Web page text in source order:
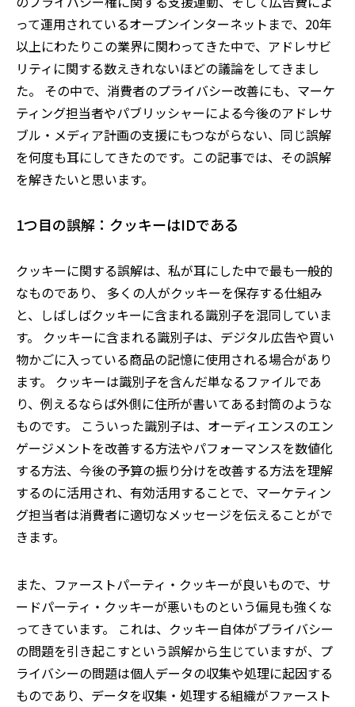
って運用されているオープンインターネットまで、20年
以上にわたりこの業界に関わってきた中で、アドレサビ
リティに関する数えきれないほどの議論をしてきまし
た。 その中で、消費者のプライバシー改善にも、マーケ
ティング担当者やパブリッシャーによる今後のアドレサ
ブル・メディア計画の支援にもつながらない、同じ誤解
を何度も耳にしてきたのです。この記事では、その誤解
を解きたいと思います。
1つ目の誤解：クッキーはIDである
クッキーに関する誤解は、私が耳にした中で最も一般的
なものであり、 多くの人がクッキーを保存する仕組み
と、しばしばクッキーに含まれる識別子を混同していま
す。 クッキーに含まれる識別子は、デジタル広告や買い
物かごに入っている商品の記憶に使用される場合があり
ます。 クッキーは識別子を含んだ単なるファイルであ
り、例えるならば外側に住所が書いてある封筒のような
ものです。 こういった識別子は、オーディエンスのエン
ゲージメントを改善する方法やパフォーマンスを数値化
する方法、今後の予算の振り分けを改善する方法を理解
するのに活用され、有効活用することで、マーケティン
グ担当者は消費者に適切なメッセージを伝えることがで
きます。
また、ファーストパーティ・クッキーが良いもので、サ
ードパーティ・クッキーが悪いものという偏見も強くな
ってきています。 これは、クッキー自体がプライバシー
の問題を引き起こすという誤解から生じていますが、プ
ライバシーの問題は個人データの収集や処理に起因する
ものであり、データを収集・処理する組織がファースト